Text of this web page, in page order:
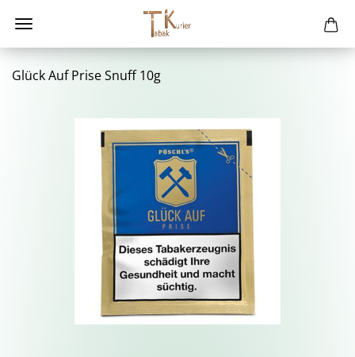
Glück Auf Prise Snuff 10g